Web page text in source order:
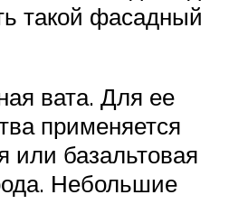
такой фасадный
вата. Для ее
применяется
или базальтовая
Небольшие